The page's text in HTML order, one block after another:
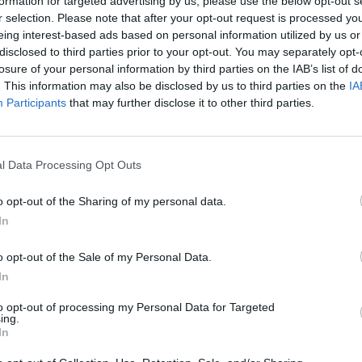
selection. Please note that after your opt-out request is processed
interest-based ads based on personal information utilized by us
to third parties prior to your opt-out. You may separately
of your personal information by third parties on the IAB’s list of
This information may also be disclosed by us to third parties on the
Participants that may further disclose it to other third parties.
Data Processing Opt Outs
opt-out of the Sharing of my personal data.
opt-out of the Sale of my Personal Data.
opt-out of processing my Personal Data for Targeted
növekedés a korábban vártnál több mint 1
az idén az oroszok Ukrajnában indított háborúja miatt
A nemzetközi szervezet (nagy bizonytalanságot
az inflációt 2,5 százalékponttal dobja meg az orosz
csatornát különböztet meg: az orosz gazdaság
illetve a nyersanyagárak emelkedéséből fakadó hatásokat. A
nagyjából egyforma mértékben csökkenti, ám az
és olaj) drágulásának fékező ereje. Az inflációt
portfolio.hu hírarchívumához tartozik, melynek olvasása
tartalmazza: